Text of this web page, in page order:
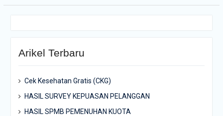
Arikel Terbaru
Cek Kesehatan Gratis (CKG)
HASIL SURVEY KEPUASAN PELANGGAN
HASIL SPMB PEMENUHAN KUOTA